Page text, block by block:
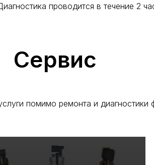
проводится в течение 2
Сервис
помимо ремонта и диагностики